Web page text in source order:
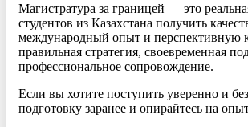
Магистратура за границей — это
студентов из Казахстана получить
международный опыт и перспективную
правильная стратегия, своевременная
профессиональное сопровождение.
Если вы хотите поступить уверенно и
подготовку заранее и опирайтесь на